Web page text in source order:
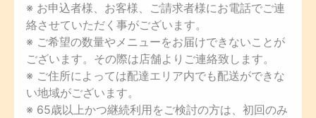
※ お申込者様、お客様、ご請求者様にお電話でご連
絡させていただく事がございます。
※ ご希望の数量やメニューをお届けできないことが
ございます。その際は店舗よりご連絡致します。
※ ご住所によっては配達エリア内でも配送ができな
い地域がございます。
※ 65歳以上かつ継続利用をご検討の方は、初回のみ